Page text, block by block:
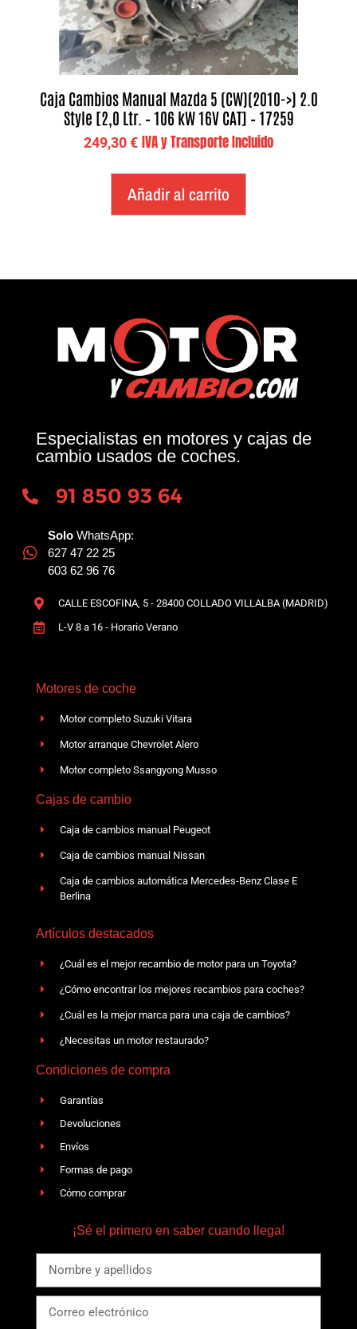
Caja Cambios Manual Mazda 5 (CW)(2010->) 2.0
Style [2,0 Ltr. – 106 kW 16V CAT] – 17259
249,30€ IVA y Transporte Incluido
Añadir al carrito
Especialistas en motores y cajas de
cambio usados de coches.
91 850 93 64
Solo WhatsApp:
627 47 22 25
603 62 96 76
CALLE ESCOFINA, 5 - 28400 COLLADO VILLALBA (MADRID)
L-V 8 a 16 - Horario Verano
Motores de coche
Motor completo Suzuki Vitara
Motor arranque Chevrolet Alero
Motor completo Ssangyong Musso
Cajas de cambio
Caja de cambios manual Peugeot
Caja de cambios manual Nissan
Caja de cambios automática Mercedes-Benz Clase E
Berlina
Artículos destacados
¿Cuál es el mejor recambio de motor para un Toyota?
¿Cómo encontrar los mejores recambios para coches?
¿Cuál es la mejor marca para una caja de cambios?
¿Necesitas un motor restaurado?
Condiciones de compra
Garantías
Devoluciones
Envíos
Formas de pago
Cómo comprar
¡Sé el primero en saber cuando llega!